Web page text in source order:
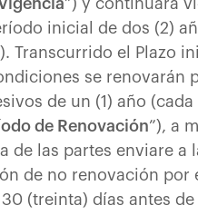
”) y continuará
inicial de dos (2)
Transcurrido el Plazo
se renovarán
de un (1) año
de Renovación”), a
de las partes enviare a
de no renovación por
(treinta) días antes de